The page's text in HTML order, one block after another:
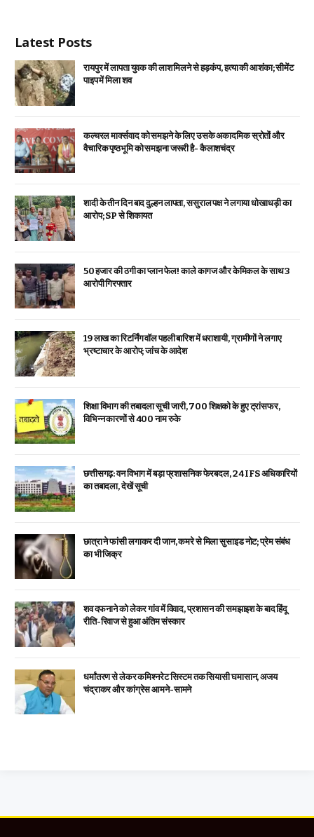
Latest Posts
रायपुर में लापता युवक की लाश मिलने से हड़कंप, हत्या की आशंका; सीमेंट
पाइप में मिला शव
कल्चरल मार्क्सवाद को समझने के लिए उसके अकादमिक स्रोतों और
वैचारिक पृष्ठभूमि को समझना जरूरी है- कैलाशचंद्र
शादी के तीन दिन बाद दुल्हन लापता, ससुराल पक्ष ने लगाया धोखाधड़ी का
आरोप; SP से शिकायत
₹50 हजार की ठगी का प्लान फेल! काले कागज और केमिकल के साथ 3
आरोपी गिरफ्तार
19 लाख का रिटर्निंग वॉल पहली बारिश में धराशायी, ग्रामीणों ने लगाए
भ्रष्टाचार के आरोप; जांच के आदेश
शिक्षा विभाग की तबादला सूची जारी, 700 शिक्षको के हुए ट्रांसफर,
विभिन्न कारणों से 400 नाम रुके
छत्तीसगढ़: वन विभाग में बड़ा प्रशासनिक फेरबदल, 24 IFS अधिकारियों
का तबादला, देखें सूची
छात्रा ने फांसी लगाकर दी जान, कमरे से मिला सुसाइड नोट; प्रेम संबंध
का भी जिक्र
शव दफनाने को लेकर गांव में विवाद, प्रशासन की समझाइश के बाद हिंदू
रीति-रिवाज से हुआ अंतिम संस्कार
धर्मांतरण से लेकर कमिश्नरेट सिस्टम तक सियासी घमासान, अजय
चंद्राकर और कांग्रेस आमने-सामने